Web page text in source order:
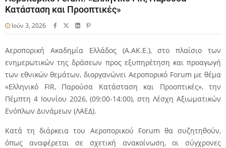
Κατάσταση και Προοπτικές»
Ιούν 3, 2026
Αεροπορική Ακαδημία Ελλάδος (Α.ΑΚ.Ε.), στο πλαίσιο των
ενημερωτικών της δράσεων προς εξυπηρέτηση και προαγωγή
των εθνικών θεμάτων, διοργανώνει Αεροπορικό Forum με θέμα
«Ελληνικό FIR, Παρούσα Κατάσταση και Προοπτικές», την
Πέμπτη 4 Ιουνίου 2026, (09:00-14:00), στη Λέσχη Αξιωματικών
Ενόπλων Δυνάμεων (ΛΑΕΔ).
Κατά τη διάρκεια του Αεροπορικού Forum θα συζητηθούν,
όπως αναφέρεται σε σχετική ανακοίνωση, οι σύγχρονες